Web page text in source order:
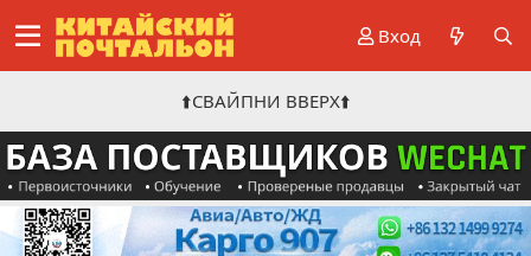
Вход
⬆️СВАЙПНИ ВВЕРХ⬆️